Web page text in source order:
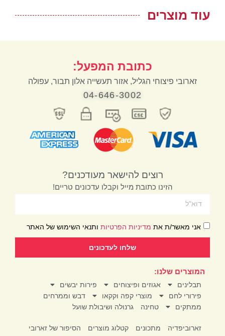
עוד מוצרים
כתובת המפעל:
זארובי פיצוחי הגליל, אזור תעשייה אלון תבור, עפולה
04-646-3002
רוצים להישאר מעודכנים?
הזינו כתובת מייל וקבלו עדכונים טריים!
אני מאשר/ת את מדיניות הפרטיות ותנאי השימוש של האתר
שלחו לעדכונים
המוצרים שלנו:
תבלינים אגוזים ופיצוחים
פירות יבשים
פירורי לחם
מוצרי קפה וקקאו
דבש וממרחים
ממתקים
טחינה גרנולה ושיבולת שועל
זארוביפדיה מתכונים קטלוג מוצרים
הסיפור של זארובי